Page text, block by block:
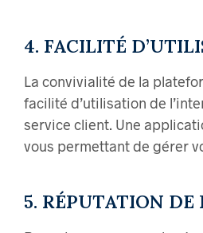
4. FACILITÉ
La convivialité de la
facilité d’utilisation de
service client. Une
vous permettant de gérer
5. RÉPUTATION